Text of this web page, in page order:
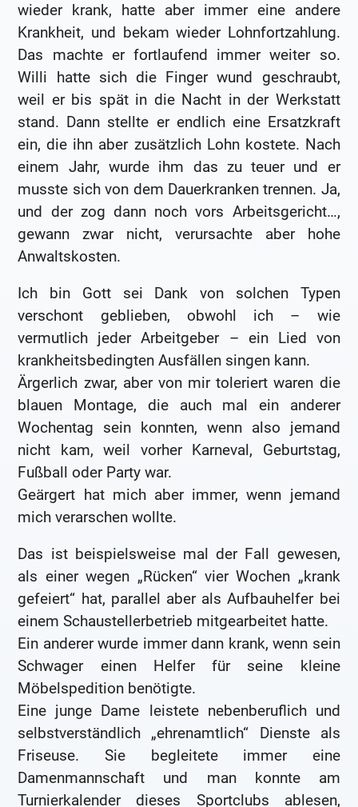
wieder krank, hatte aber immer eine andere
Krankheit, und bekam wieder Lohnfortzahlung.
Das machte er fortlaufend immer weiter so.
Willi hatte sich die Finger wund geschraubt,
weil er bis spät in die Nacht in der Werkstatt
stand. Dann stellte er endlich eine Ersatzkraft
ein, die ihn aber zusätzlich Lohn kostete. Nach
einem Jahr, wurde ihm das zu teuer und er
musste sich von dem Dauerkranken trennen. Ja,
und der zog dann noch vors Arbeitsgericht…,
gewann zwar nicht, verursachte aber hohe
Anwaltskosten.
Ich bin Gott sei Dank von solchen Typen
verschont geblieben, obwohl ich – wie
vermutlich jeder Arbeitgeber – ein Lied von
krankheitsbedingten Ausfällen singen kann.
Ärgerlich zwar, aber von mir toleriert waren die
blauen Montage, die auch mal ein anderer
Wochentag sein konnten, wenn also jemand
nicht kam, weil vorher Karneval, Geburtstag,
Fußball oder Party war.
Geärgert hat mich aber immer, wenn jemand
mich verarschen wollte.
Das ist beispielsweise mal der Fall gewesen,
als einer wegen „Rücken“ vier Wochen „krank
gefeiert“ hat, parallel aber als Aufbauhelfer bei
einem Schaustellerbetrieb mitgearbeitet hatte.
Ein anderer wurde immer dann krank, wenn sein
Schwager einen Helfer für seine kleine
Möbelspedition benötigte.
Eine junge Dame leistete nebenberuflich und
selbstverständlich „ehrenamtlich“ Dienste als
Friseuse. Sie begleitete immer eine
Damenmannschaft und man konnte am
Turnierkalender dieses Sportclubs ablesen,